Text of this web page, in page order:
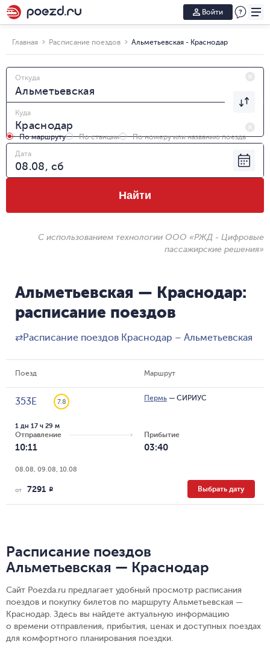
Войти
Главная Расписание поездов Альметьевская - Краснодар
Откуда
Куда
По маршруту По станции
По номеру или названию поезда
Дата
Найти
С использованием технологии ООО «РЖД - Цифровые
пассажирские решения»
Альметьевская — Краснодар:
расписание поездов
⇄Расписание поездов Краснодар – Альметьевская
Поезд Маршрут
353Е 7.8 Пермь — СИРИУС
Отправление
10:11
1 дн 17 ч 29 м
Прибытие
03:40
08.08, 09.08, 10.08
от 7291 R Выбрать дату
Расписание поездов
Альметьевская — Краснодар
Сайт Poezda.ru предлагает удобный просмотр расписания
поездов и покупку билетов по маршруту Альметьевская —
Краснодар. Здесь вы найдете актуальную информацию
о времени отправления, прибытия, ценах и доступных поездах
для комфортного планирования поездки.